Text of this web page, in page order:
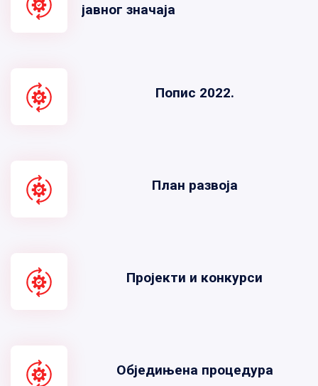
јавног значаја
Попис 2022.
План развоја
Пројекти и конкурси
Обједињена процедура